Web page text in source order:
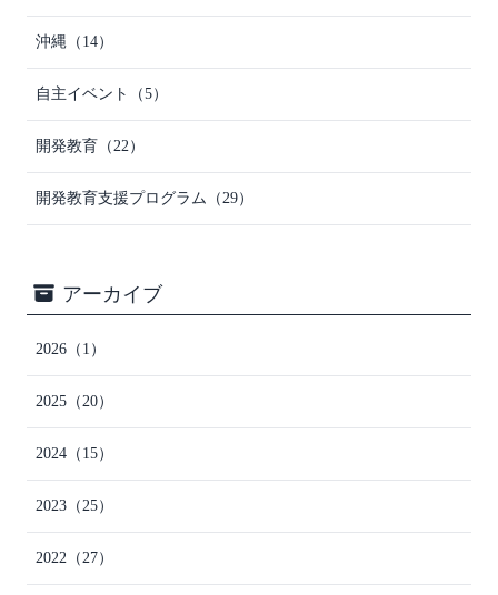
沖縄 （14）
自主イベント （5）
開発教育 （22）
開発教育支援プログラム （29）
アーカイブ
2026 （1）
2025 （20）
2024 （15）
2023 （25）
2022 （27）